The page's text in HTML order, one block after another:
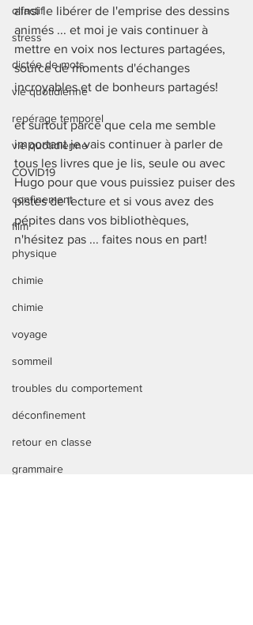
olfactif
stress
dictée de mots
vie quotidienne
repérage temporel
vie quotidienne
COVID19
confinement
film
physique
chimie
chimie
voyage
sommeil
troubles du comportement
déconfinement
retour en classe
grammaire
ainsi le libérer de l'emprise des dessins
animés ... et moi je vais continuer à
mettre en voix nos lectures partagées,
source de moments d'échanges
incroyables et de bonheurs partagés!
et surtout parce que cela me semble
important je vais continuer à parler de
tous les livres que je lis, seule ou avec
Hugo pour que vous puissiez puiser des
pistes de lecture et si vous avez des
pépites dans vos bibliothèques,
n'hésitez pas ... faites nous en part!